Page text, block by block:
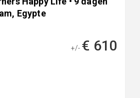
Egypte
+/- € 610